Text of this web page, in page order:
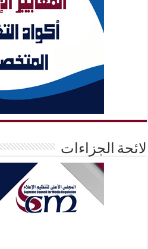
لائحة الجزاءات